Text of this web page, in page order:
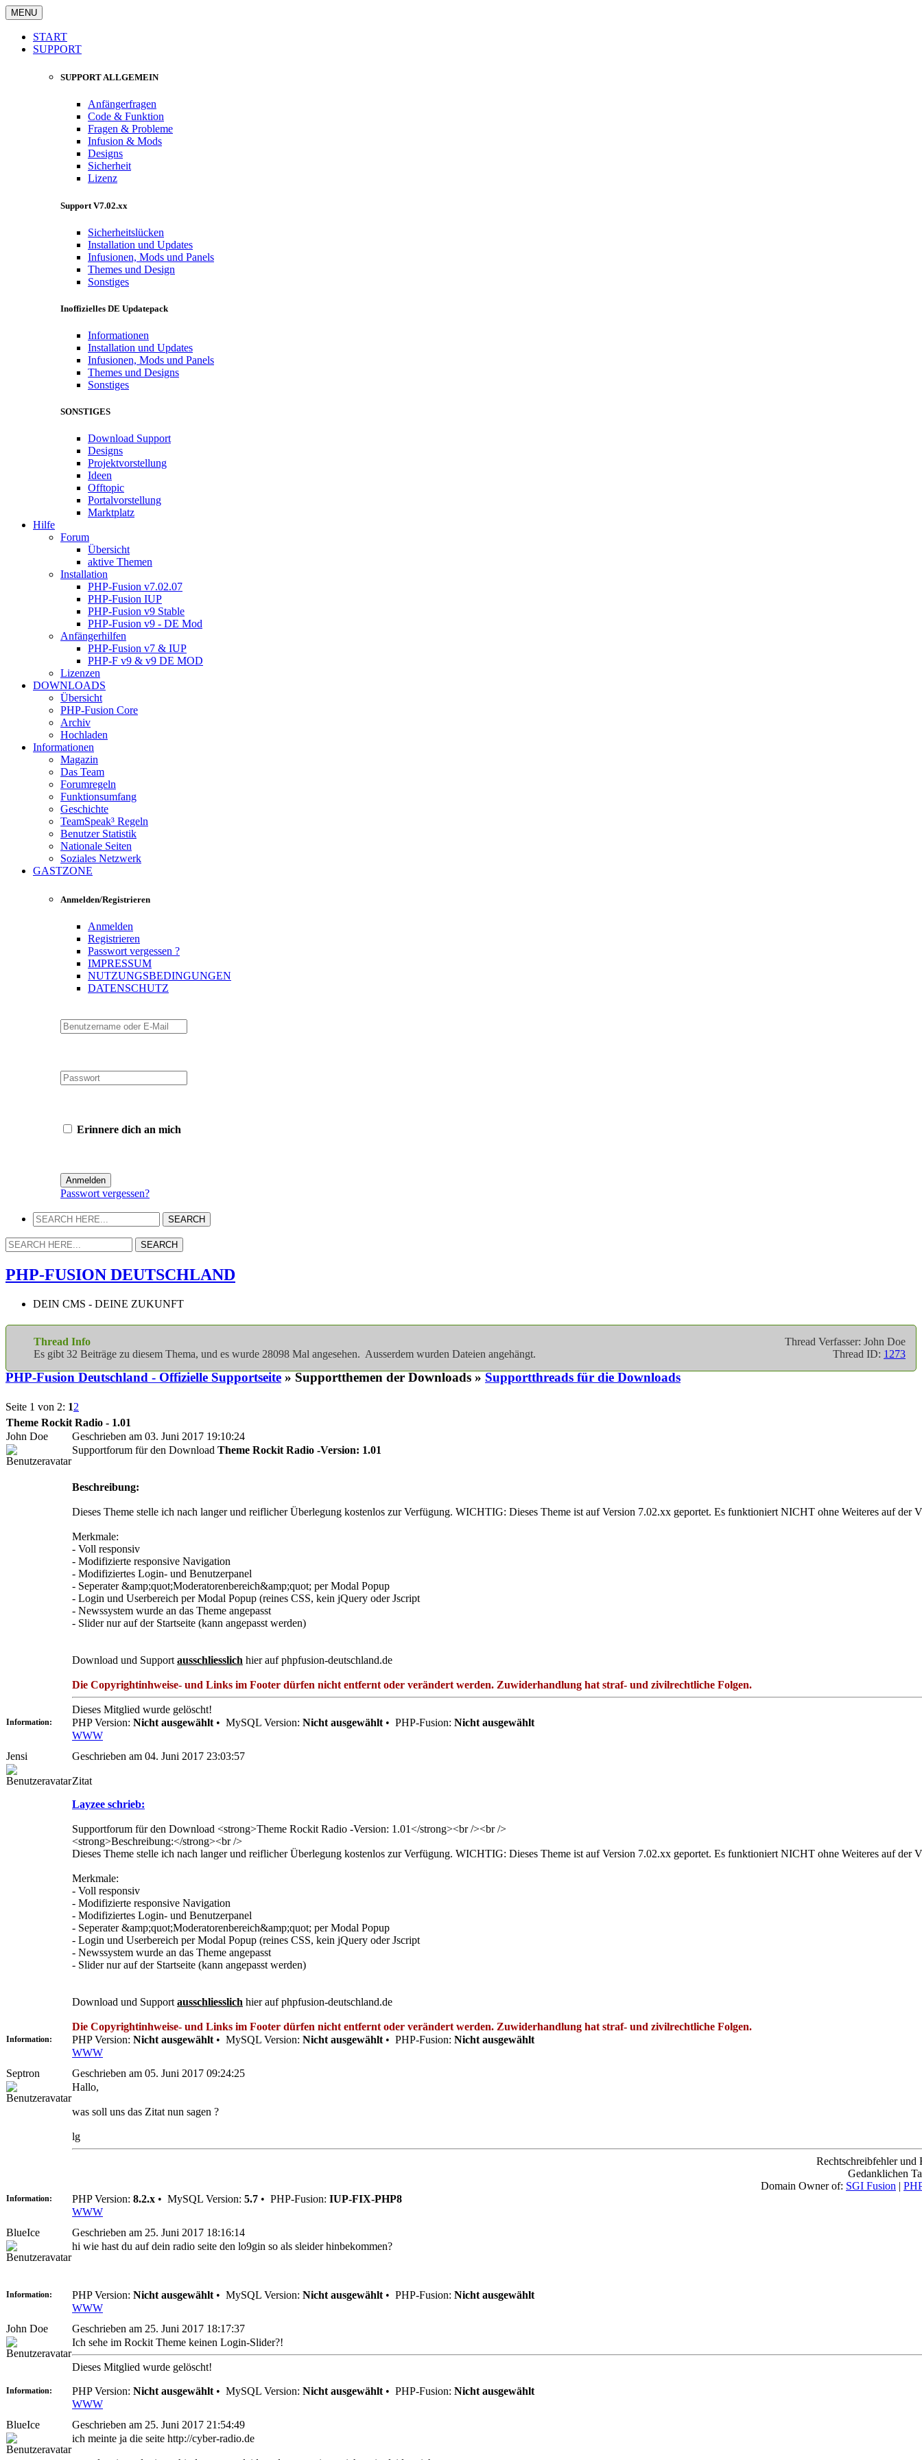
MENU
START
SUPPORT
SUPPORT ALLGEMEIN
Anfängerfragen
Code & Funktion
Fragen & Probleme
Infusion & Mods
Designs
Sicherheit
Lizenz
Support V7.02.xx
Sicherheitslücken
Installation und Updates
Infusionen, Mods und Panels
Themes und Design
Sonstiges
Inoffizielles DE Updatepack
Informationen
Installation und Updates
Infusionen, Mods und Panels
Themes und Designs
Sonstiges
SONSTIGES
Download Support
Designs
Projektvorstellung
Ideen
Offtopic
Portalvorstellung
Marktplatz
Hilfe
Forum
Übersicht
aktive Themen
Installation
PHP-Fusion v7.02.07
PHP-Fusion IUP
PHP-Fusion v9 Stable
PHP-Fusion v9 - DE Mod
Anfängerhilfen
PHP-Fusion v7 & IUP
PHP-F v9 & v9 DE MOD
Lizenzen
DOWNLOADS
Übersicht
PHP-Fusion Core
Archiv
Hochladen
Informationen
Magazin
Das Team
Forumregeln
Funktionsumfang
Geschichte
TeamSpeak³ Regeln
Benutzer Statistik
Nationale Seiten
Soziales Netzwerk
GASTZONE
Anmelden/Registrieren
Anmelden
Registrieren
Passwort vergessen ?
IMPRESSUM
NUTZUNGSBEDINGUNGEN
DATENSCHUTZ
Erinnere dich an mich
Passwort vergessen?
PHP-FUSION DEUTSCHLAND
DEIN CMS - DEINE ZUKUNFT
Thread Verfasser: John Doe
Thread ID: 1273
Thread Info
Es gibt 32 Beiträge zu diesem Thema, und es wurde 28098 Mal angesehen. Ausserdem wurden Dateien angehängt.
PHP-Fusion Deutschland - Offizielle Supportseite » Supportthemen der Downloads » Supportthreads für die Downloads
Seite 1 von 2: 12
Theme Rockit Radio - 1.01
John Doe
Geschrieben am 03. Juni 2017 19:10:24
Supportforum für den Download Theme Rockit Radio -Version: 1.01
Beschreibung:
Dieses Theme stelle ich nach langer und reiflicher Überlegung kostenlos zur Verfügung. WICHTIG: Dieses Theme ist auf Version 7.02.xx geportet. Es funktioniert NICHT ohne Weiteres auf der
Merkmale:
- Voll responsiv
- Modifizierte responsive Navigation
- Modifiziertes Login- und Benutzerpanel
- Seperater &amp;quot;Moderatorenbereich&amp;quot; per Modal Popup
- Login und Userbereich per Modal Popup (reines CSS, kein jQuery oder Jscript
- Newssystem wurde an das Theme angepasst
- Slider nur auf der Startseite (kann angepasst werden)
Download und Support ausschliesslich hier auf phpfusion-deutschland.de
Die Copyrightinhweise- und Links im Footer dürfen nicht entfernt oder verändert werden. Zuwiderhandlung hat straf- und zivilrechtliche Folgen.
Dieses Mitglied wurde gelöscht!
Information: PHP Version: Nicht ausgewählt • MySQL Version: Nicht ausgewählt • PHP-Fusion: Nicht ausgewählt
WWW
Jensi
Geschrieben am 04. Juni 2017 23:03:57
Zitat
Layzee schrieb:
Supportforum für den Download <strong>Theme Rockit Radio -Version: 1.01</strong><br /><br />
<strong>Beschreibung:</strong><br />
Dieses Theme stelle ich nach langer und reiflicher Überlegung kostenlos zur Verfügung. WICHTIG: Dieses Theme ist auf Version 7.02.xx geportet. Es funktioniert NICHT ohne Weiteres auf der
Merkmale:
- Voll responsiv
- Modifizierte responsive Navigation
- Modifiziertes Login- und Benutzerpanel
- Seperater &amp;quot;Moderatorenbereich&amp;quot; per Modal Popup
- Login und Userbereich per Modal Popup (reines CSS, kein jQuery oder Jscript
- Newssystem wurde an das Theme angepasst
- Slider nur auf der Startseite (kann angepasst werden)
Download und Support ausschliesslich hier auf phpfusion-deutschland.de
Die Copyrightinhweise- und Links im Footer dürfen nicht entfernt oder verändert werden. Zuwiderhandlung hat straf- und zivilrechtliche Folgen.
Information: PHP Version: Nicht ausgewählt • MySQL Version: Nicht ausgewählt • PHP-Fusion: Nicht ausgewählt
WWW
Septron
Geschrieben am 05. Juni 2017 09:24:25
Hallo,
was soll uns das Zitat nun sagen ?
lg
Rechtschreibfehler und
Gedanklichen
Domain Owner of: SGI Fusion |
Information: PHP Version: 8.2.x • MySQL Version: 5.7 • PHP-Fusion: IUP-FIX-PHP8
WWW
BlueIce
Geschrieben am 25. Juni 2017 18:16:14
hi wie hast du auf dein radio seite den lo9gin so als sleider hinbekommen?
Information: PHP Version: Nicht ausgewählt • MySQL Version: Nicht ausgewählt • PHP-Fusion: Nicht ausgewählt
WWW
John Doe
Geschrieben am 25. Juni 2017 18:17:37
Ich sehe im Rockit Theme keinen Login-Slider?!
Dieses Mitglied wurde gelöscht!
Information: PHP Version: Nicht ausgewählt • MySQL Version: Nicht ausgewählt • PHP-Fusion: Nicht ausgewählt
WWW
BlueIce
Geschrieben am 25. Juni 2017 21:54:49
ich meinte ja die seite http://cyber-radio.de